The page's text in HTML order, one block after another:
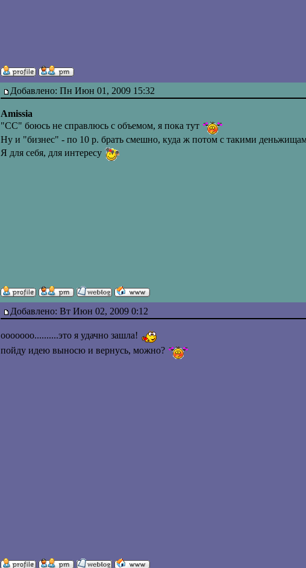
Добавлено: Пн Июн 01, 2009 15:32
Amissia
"СС" боюсь не справлюсь с объемом, я пока тут
Ну и "бизнес" - по 10 р. брать смешно, куда ж потом с такими
Я для себя, для интересу
Добавлено: Вт Июн 02, 2009 0:12
ооооооо..........это я удачно зашла!
пойду идею выносю и вернусь, можно?